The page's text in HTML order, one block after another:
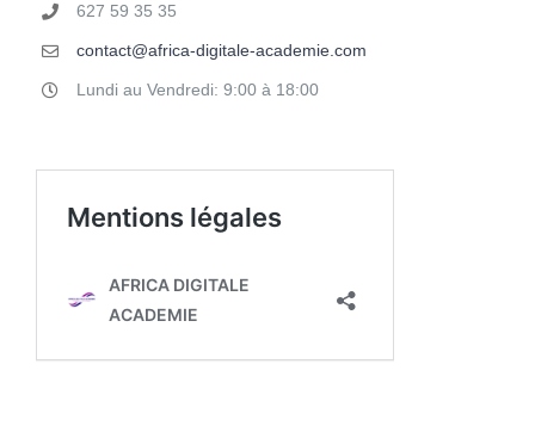
627 59 35 35
contact@africa-digitale-academie.com
Lundi au Vendredi: 9:00 à 18:00